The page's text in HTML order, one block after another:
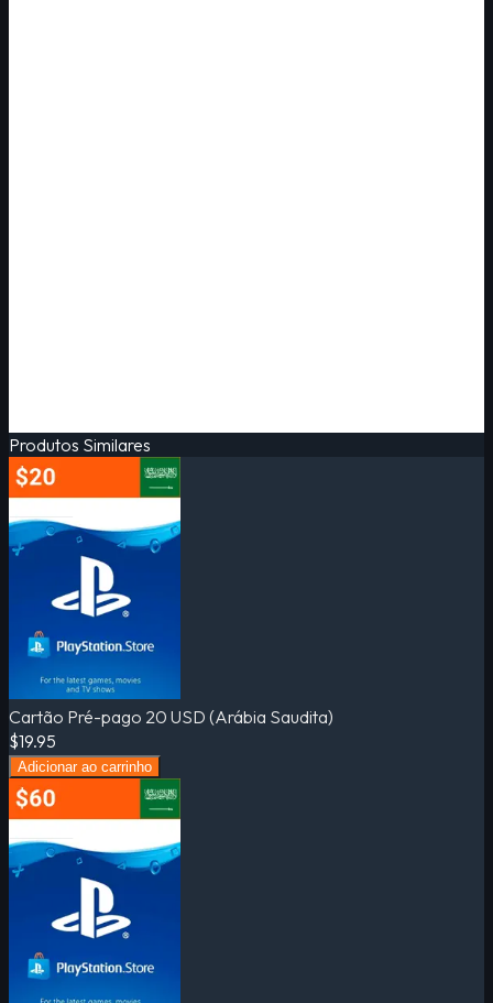
Produtos Similares
Cartão Pré-pago 20 USD (Arábia Saudita)
$19.95
Adicionar ao carrinho